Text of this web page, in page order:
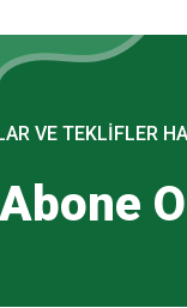
VE TEKLIFLER
Ol